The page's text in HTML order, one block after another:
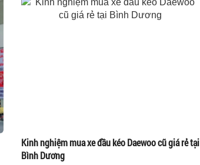
Kinh nghiệm mua xe đầu kéo Daewoo cũ giá rẻ tại
Bình Dương